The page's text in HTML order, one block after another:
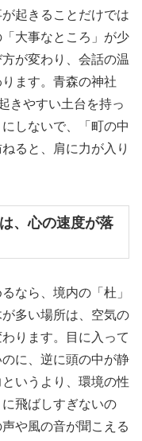
起きることだけでは
大事なところ」が少
が変わり、会話の温
ます。青森の神社
きやすい土台を持っ
しないで、「町の中
ると、肩に力が入り
、心の速度が落
なら、境内の「杜」
多い場所は、空気の
ります。目に入って
に、逆に頭の中が静
いうより、環境の性
飛ばしすぎないの
や風の音が聞こえる